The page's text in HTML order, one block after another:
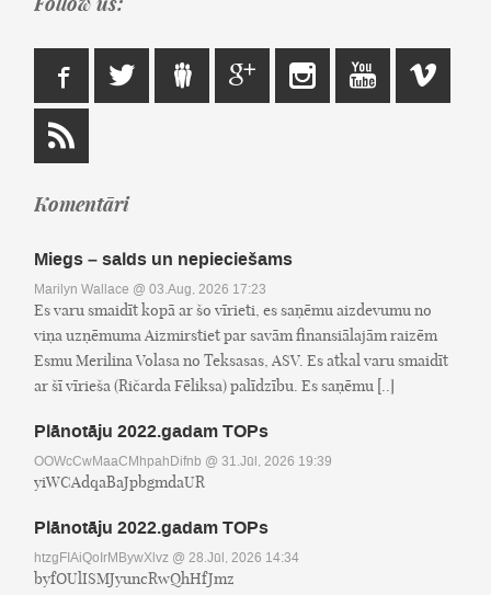
Komentāri
Miegs – salds un nepieciešams
Marilyn Wallace @ 03.Aug, 2026 17:23
Es varu smaidīt kopā ar šo vīrieti, es saņēmu aizdevumu no
viņa uzņēmuma Aizmirstiet par savām finansiālajām raizēm
Esmu Merilina Volasa no Teksasas, ASV. Es atkal varu smaidīt
ar šī vīrieša (Ričarda Fēliksa) palīdzību. Es saņēmu [..]
Plānotāju 2022.gadam TOPs
OOWcCwMaaCMhpahDifnb @ 31.Jūl, 2026 19:39
yiWCAdqaBaJpbgmdaUR
Plānotāju 2022.gadam TOPs
htzgFIAiQoIrMBywXlvz @ 28.Jūl, 2026 14:34
byfOUlISMJyuncRwQhHfJmz